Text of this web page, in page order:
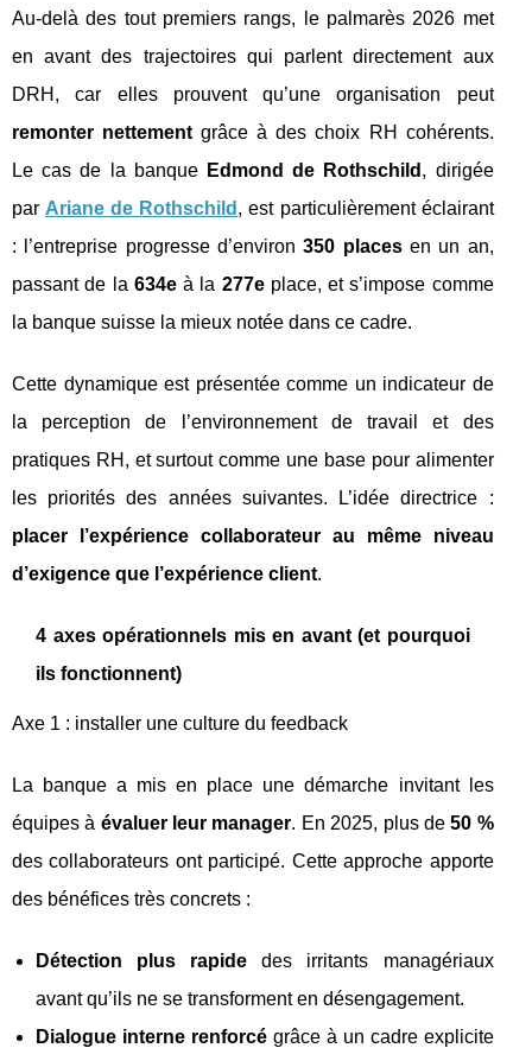
Au-delà des tout premiers rangs, le palmarès 2026 met
en avant des trajectoires qui parlent directement aux
DRH, car elles prouvent qu’une organisation peut
remonter nettement grâce à des choix RH cohérents.
Le cas de la banque Edmond de Rothschild , dirigée
par Ariane de Rothschild , est particulièrement éclairant
: l’entreprise progresse d’environ350 placesen un an,
passant de la 634eà la 277eplace, et s’impose comme
la banque suisse la mieux notée dans ce cadre.
Cette dynamique est présentée comme un indicateur de
la perception de l’environnement de travail et des
pratiques RH, et surtout comme une base pour alimenter
les priorités des années suivantes. L’idée directrice :
placer l’expérience collaborateur au même niveau
d’exigence que l’expérience client.
4 axes opérationnels mis en avant (et pourquoi
ils fonctionnent)
Axe 1 : installer une culture du feedback
La banque a mis en place une démarche invitant les
équipes à évaluer leur manager. En 2025, plus de50 %
des collaborateurs ont participé. Cette approche apporte
des bénéfices très concrets :
Détection plus rapide des irritants managériaux
avant qu’ils ne se transforment en désengagement.
Dialogue interne renforcégrâce à un cadre explicite